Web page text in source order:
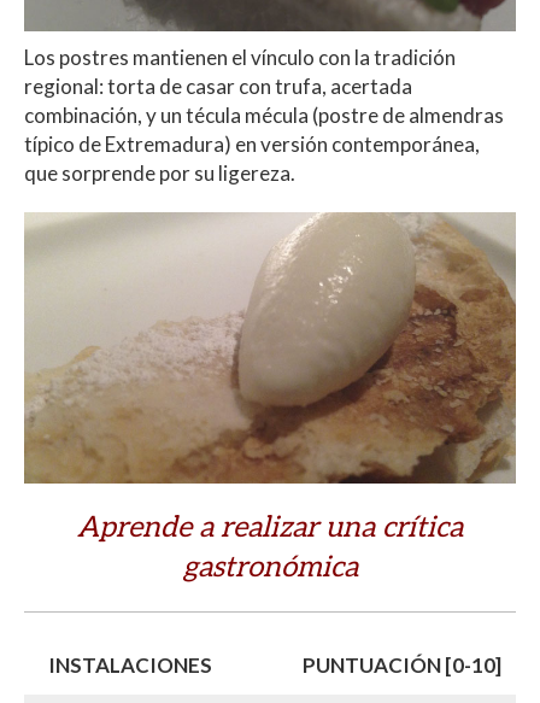
Los postres mantienen el vínculo con la tradición
regional: torta de casar con trufa, acertada
combinación, y un técula mécula (postre de almendras
típico de Extremadura) en versión contemporánea,
que sorprende por su ligereza.
Aprende a realizar una crítica
gastronómica
INSTALACIONES PUNTUACIÓN [0-10]